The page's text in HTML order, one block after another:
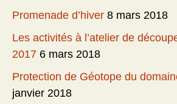
Promenade d’hiver 8 mars 2018
Les activités à l’atelier de
2017 6 mars 2018
Protection de Géotope du
janvier 2018